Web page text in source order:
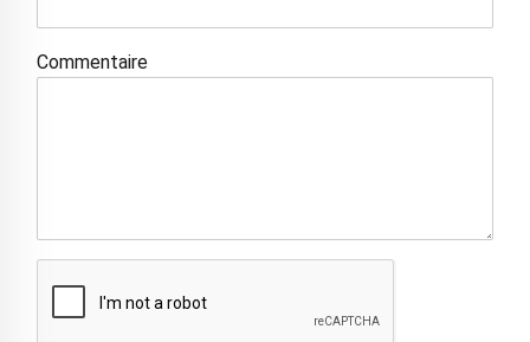
Commentaire